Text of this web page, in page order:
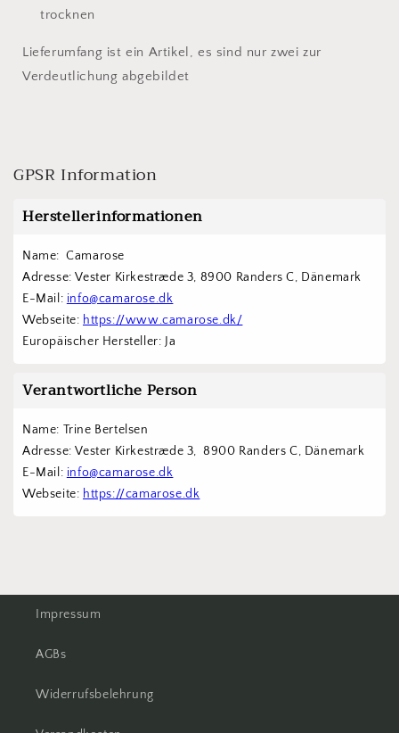
trocknen
Lieferumfang ist ein Artikel, es sind nur zwei zur
Verdeutlichung abgebildet
GPSR Information
Herstellerinformationen
Name:  Camarose
Adresse: Vester Kirkestræde 3, 8900 Randers C, Dänemark
E-Mail: info@camarose.dk
Webseite: https://www.camarose.dk/
Europäischer Hersteller: Ja
Verantwortliche Person
Name: Trine Bertelsen
Adresse: Vester Kirkestræde 3,  8900 Randers C, Dänemark
E-Mail: info@camarose.dk
Webseite: https://camarose.dk
Impressum
AGBs
Widerrufsbelehrung